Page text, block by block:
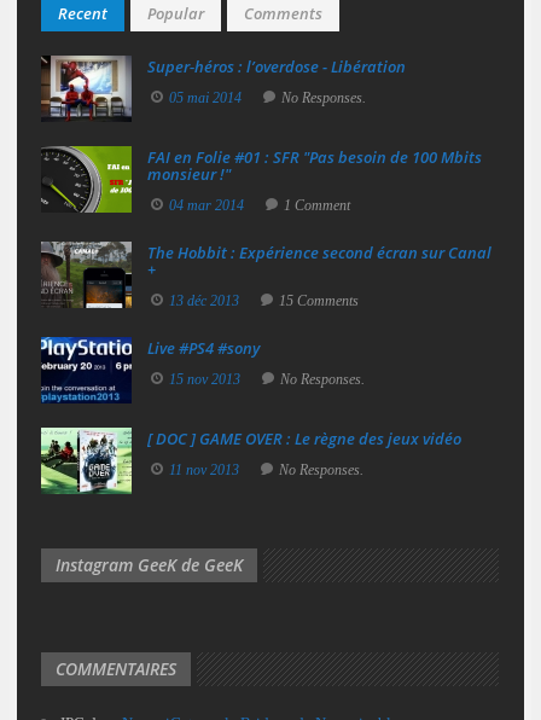
Recent Popular Comments
Super‑héros : l’overdose - Libération
05 mai 2014 No Responses.
FAI en Folie #01 : SFR "Pas besoin de 100 Mbits
monsieur !"
04 mar 2014 1 Comment
The Hobbit : Expérience second écran sur Canal
+
13 déc 2013 15 Comments
Live #PS4 #sony
15 nov 2013 No Responses.
[ DOC ] GAME OVER : Le règne des jeux vidéo
11 nov 2013 No Responses.
Instagram GeeK de GeeK
COMMENTAIRES